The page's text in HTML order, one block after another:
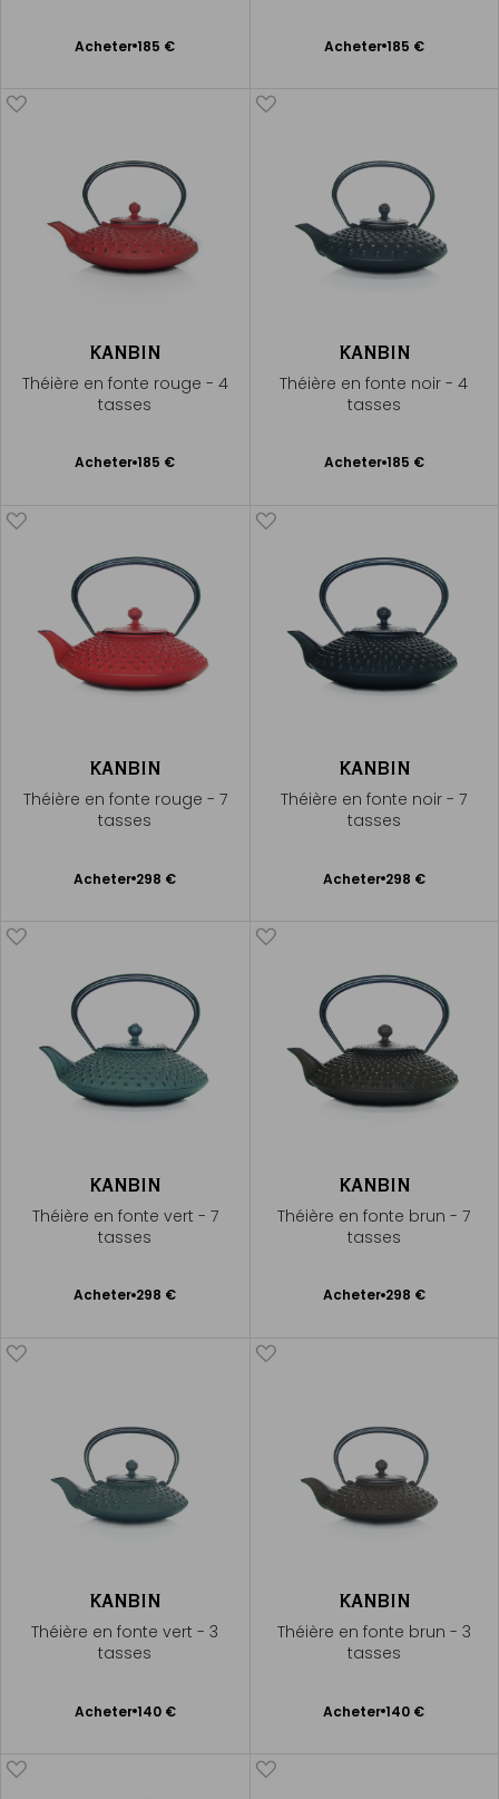
Acheter 185 €
Ajouter
Acheter 185 €
Ajouter
KANBIN
Théière en fonte rouge - 4
tasses
Acheter 185 €
Ajouter
KANBIN
Théière en fonte noir - 4
tasses
Acheter 185 €
Ajouter
KANBIN
Théière en fonte rouge - 7
tasses
Acheter 298 €
Ajouter
KANBIN
Théière en fonte noir - 7
tasses
Acheter 298 €
Ajouter
KANBIN
Théière en fonte vert - 7
tasses
Acheter 298 €
Ajouter
KANBIN
Théière en fonte brun - 7
tasses
Acheter 298 €
Ajouter
KANBIN
Théière en fonte vert - 3
tasses
Acheter 140 €
Ajouter
KANBIN
Théière en fonte brun - 3
tasses
Acheter 140 €
Ajouter